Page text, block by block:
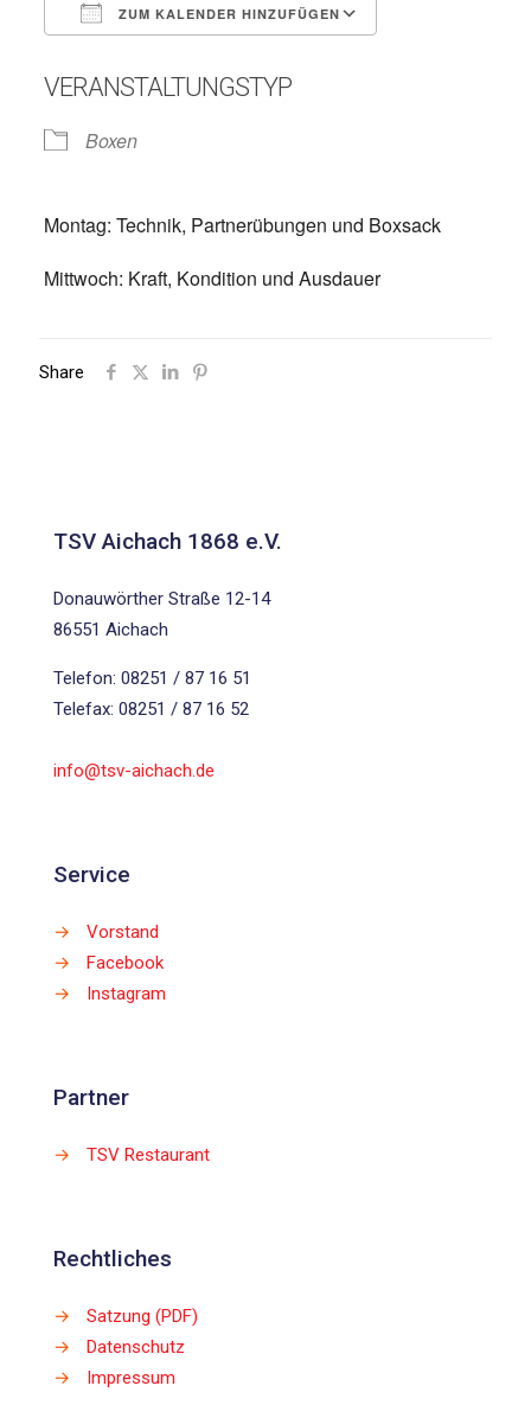
ZUM KALENDER HINZUFÜGEN
VERANSTALTUNGSTYP
Boxen
Montag: Technik, Partnerübungen und Boxsack
Mittwoch: Kraft, Kondition und Ausdauer
Share
TSV Aichach 1868 e.V.
Donauwörther Straße 12-14
86551 Aichach
Telefon: 08251 / 87 16 51
Telefax: 08251 / 87 16 52
info@tsv-aichach.de
Service
→
Vorstand
→
Facebook
→
Instagram
Partner
→ TSV Restaurant
Rechtliches
→
Satzung (PDF)
→
Datenschutz
→
Impressum